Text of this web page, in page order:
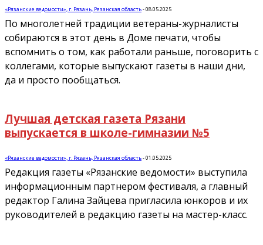
«Рязанские ведомости», г. Рязань, Рязанская область-08.05.2025
По многолетней традиции ветераны-журналисты
собираются в этот день в Доме печати, чтобы
вспомнить о том, как работали раньше, поговорить с
коллегами, которые выпускают газеты в наши дни,
да и просто пообщаться.
Лучшая детская газета Рязани
выпускается в школе-гимназии №5
«Рязанские ведомости», г. Рязань, Рязанская область-01.05.2025
Редакция газеты «Рязанские ведомости» выступила
информационным партнером фестиваля, а главный
редактор Галина Зайцева пригласила юнкоров и их
руководителей в редакцию газеты на мастер-класс.